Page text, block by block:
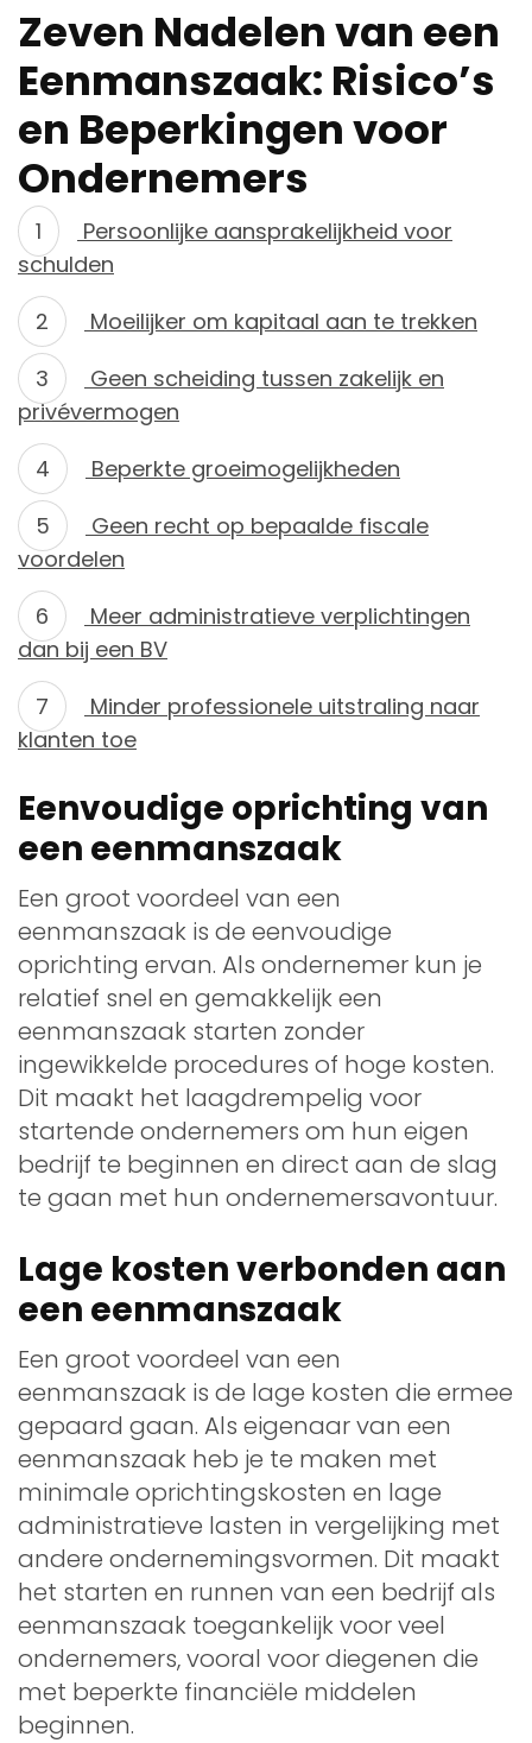
Zeven Nadelen van een
Eenmanszaak: Risico’s
en Beperkingen voor
Ondernemers
Persoonlijke aansprakelijkheid voor
schulden
Moeilijker om kapitaal aan te trekken
Geen scheiding tussen zakelijk en
privévermogen
Beperkte groeimogelijkheden
Geen recht op bepaalde fiscale
voordelen
Meer administratieve verplichtingen
dan bij een BV
Minder professionele uitstraling naar
klanten toe
Eenvoudige oprichting van
een eenmanszaak
Een groot voordeel van een
eenmanszaak is de eenvoudige
oprichting ervan. Als ondernemer kun je
relatief snel en gemakkelijk een
eenmanszaak starten zonder
ingewikkelde procedures of hoge kosten.
Dit maakt het laagdrempelig voor
startende ondernemers om hun eigen
bedrijf te beginnen en direct aan de slag
te gaan met hun ondernemersavontuur.
Lage kosten verbonden aan
een eenmanszaak
Een groot voordeel van een
eenmanszaak is de lage kosten die ermee
gepaard gaan. Als eigenaar van een
eenmanszaak heb je te maken met
minimale oprichtingskosten en lage
administratieve lasten in vergelijking met
andere ondernemingsvormen. Dit maakt
het starten en runnen van een bedrijf als
eenmanszaak toegankelijk voor veel
ondernemers, vooral voor diegenen die
met beperkte financiële middelen
beginnen.